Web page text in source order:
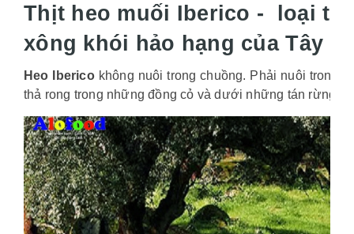
Thịt heo muối Iberico - loại
xông khói hảo hạng của Tây
Heo Ibericokhông nuôi trong chuồng. Phải nuôi trong
thả rong trong những đồng cỏ và dưới những tán rừng